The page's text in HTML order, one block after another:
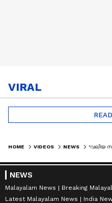
VIRAL
HOME VIDEOS NEWS
NEWS
Malayalam News
Breaking
Latest Malayalam News
India